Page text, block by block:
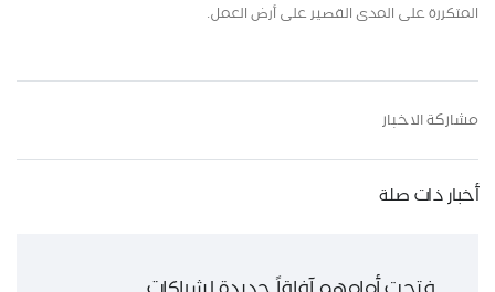
المتكررة على المدى القصير على أرض العمل.
مشاركة الاخبار
أخبار ذات صلة